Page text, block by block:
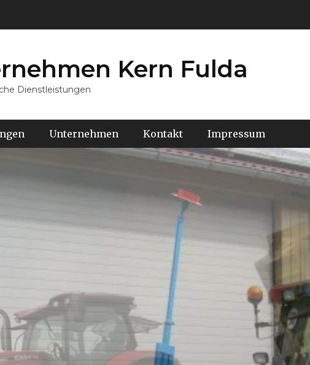
Kern Fulda
Dienstleistungen
Unternehmen Kontakt Impressum